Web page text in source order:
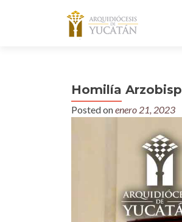
Homilía
Posted onenero 21, 2023